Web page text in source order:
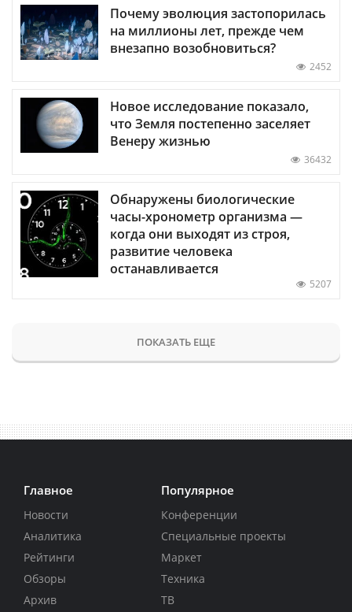
Почему эволюция застопорилась
на миллионы лет, прежде чем
внезапно возобновиться?
2452
Новое исследование показало,
что Земля постепенно заселяет
Венеру жизнью
36432
Обнаружены биологические
часы-хронометр организма —
когда они выходят из строя,
развитие человека
останавливается
5207
ПОКАЗАТЬ ЕЩЕ
Главное
Новости
Аналитика
Рейтинги
Обзоры
Архив
Популярное
Конференции
Специальные проекты
Маркет
Техника
ТВ